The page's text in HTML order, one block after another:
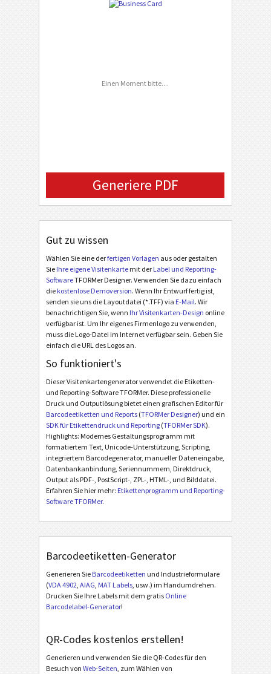
ASIAN STYLE
Einen Moment bitte....
Generiere PDF
Gut zu wissen
Wählen Sie eine derfertigen Vorlagen aus oder gestalten
Sie Ihre eigene Visitenkarte mit der Label und Reporting-
SoftwareTFORMer Designer. Verwenden Sie dazu einfach
die kostenlose Demoversion. Wenn Ihr Entwurf fertig ist,
senden sie uns die Layoutdatei (*.TFF) via E-Mail. Wir
benachrichtigen Sie, wenn Ihr Visitenkarten-Design online
verfügbar ist. Um Ihr eigenes Firmenlogo zu verwenden,
muss die Logo-Datei im Internet verfügbar sein. Geben Sie
einfach die URL des Logos an.
So funktioniert's
Dieser Visitenkartengenerator verwendet die Etiketten-
und Reporting-Software TFORMer. Diese professionelle
Druck und Outputlösung bietet einen grafischen Editor für
Barcodeetiketten und Reports (TFORMer Designer) und ein
SDK für Etikettendruck und Reporting (TFORMer SDK).
Highlights: Modernes Gestaltungsprogramm mit
formatiertem Text, Unicode-Unterstützung, Scripting,
integriertem Barcodegenerator, manueller Dateneingabe,
Datenbankanbindung, Seriennummern, Direktdruck,
Output als PDF-, PostScript-, ZPL-, HTML-, und Bilddatei.
Erfahren Sie hier mehr: Etikettenprogramm und Reporting-
Software TFORMer.
Barcodeetiketten-Generator
Generieren Sie Barcodeetiketten und Industrieformulare
(VDA 4902, AIAG, MAT Labels, usw.) im Handumdrehen.
Drucken Sie Ihre Labels mit dem gratis Online
Barcodelabel-Generator!
QR-Codes kostenlos erstellen!
Generieren und verwenden Sie die QR-Codes für den
Besuch von Web-Seiten, zum Wählen von